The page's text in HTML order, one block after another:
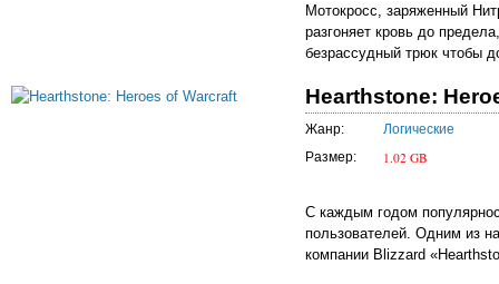
Мотокросс, заряженный
разгоняет кровь до
безрассудный трюк чтобы
Hearthstone:
Жанр: Логические
Размер: 1.02 GB
С каждым годом
пользователей. Одним из
компании Blizzard